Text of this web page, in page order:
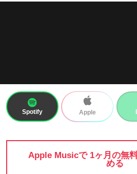
Spotify Apple
Apple Musicで 1ヶ月の無
める